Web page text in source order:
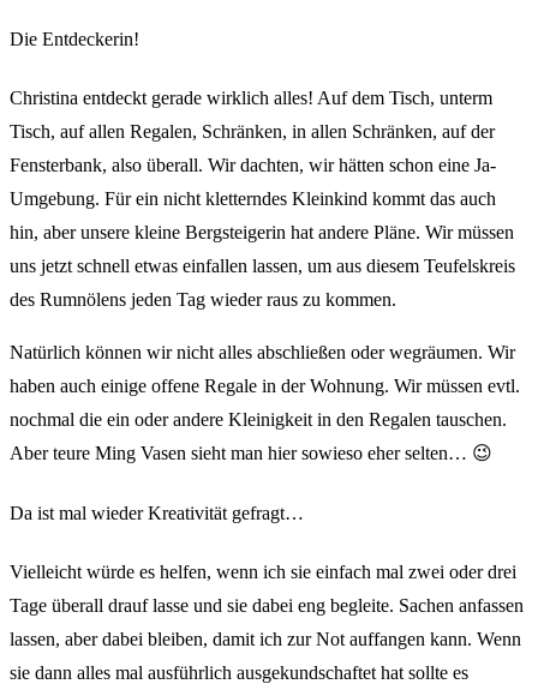
Die Entdeckerin!
Christina entdeckt gerade wirklich alles! Auf dem Tisch, unterm
Tisch, auf allen Regalen, Schränken, in allen Schränken, auf der
Fensterbank, also überall. Wir dachten, wir hätten schon eine Ja-
Umgebung. Für ein nicht kletterndes Kleinkind kommt das auch
hin, aber unsere kleine Bergsteigerin hat andere Pläne. Wir müssen
uns jetzt schnell etwas einfallen lassen, um aus diesem Teufelskreis
des Rumnölens jeden Tag wieder raus zu kommen.
Natürlich können wir nicht alles abschließen oder wegräumen. Wir
haben auch einige offene Regale in der Wohnung. Wir müssen evtl.
nochmal die ein oder andere Kleinigkeit in den Regalen tauschen.
Aber teure Ming Vasen sieht man hier sowieso eher selten… 😉
Da ist mal wieder Kreativität gefragt…
Vielleicht würde es helfen, wenn ich sie einfach mal zwei oder drei
Tage überall drauf lasse und sie dabei eng begleite. Sachen anfassen
lassen, aber dabei bleiben, damit ich zur Not auffangen kann. Wenn
sie dann alles mal ausführlich ausgekundschaftet hat sollte es